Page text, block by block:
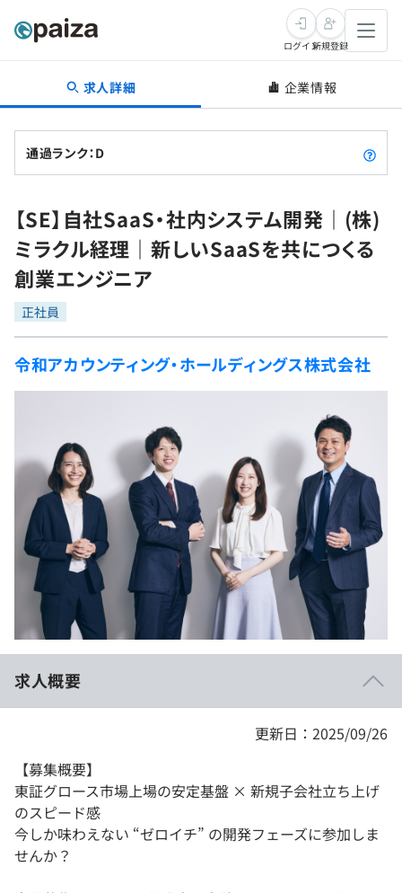
転職・キャリア
転職成功ガイド
転職エージェント
インタビュー
転職成功ガイド
新卒就活
求人検索
本選考
インターン
新卒エージェント
インタビュー
就活成功ガイド
学習
問題集
4択課題
リファレンス
プラン
個人向けプラン
法人向けプラン
学校向けプラン
契約内容・クーポン
プログラミング言語
再チャレンジ結果一覧
ゲーム・マンガ
Tech Team Journal
note
paizaとは？
ログイン新規登録
求人詳細 企業情報
通過ランク：D
【SE】自社SaaS・社内システム開発｜(株)
ミラクル経理｜新しいSaaSを共につくる
創業エンジニア
正社員
令和アカウンティング・ホールディングス株式会社
求人概要
更新日：2025/09/26
【募集概要】
東証グロース市場上場の安定基盤 × 新規子会社立ち上げ
のスピード感
今しか味わえない “ゼロイチ” の開発フェーズに参加しま
せんか？